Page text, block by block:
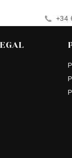
+34